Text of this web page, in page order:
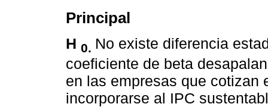
Principal
H 0. No existe diferencia
coeficiente de beta
en las empresas que cotizan
incorporarse al IPC